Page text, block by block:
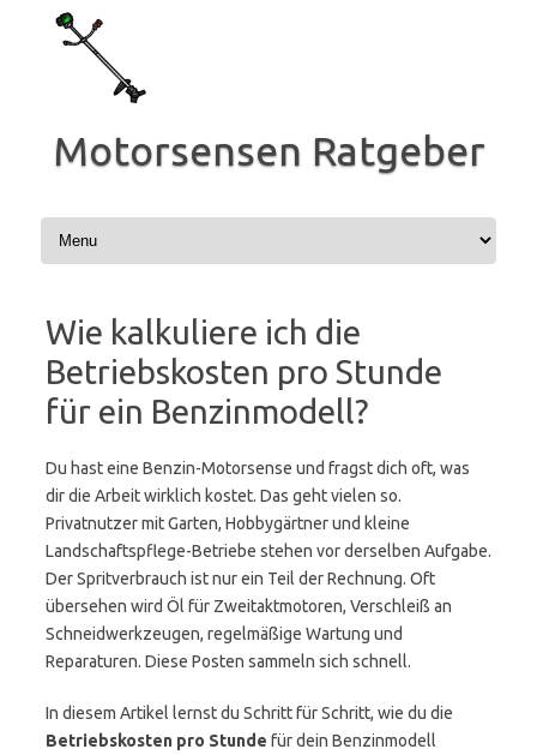
Inhalt
springen
Motorsensen Ratgeber
Wie kalkuliere ich die
Betriebskosten pro Stunde
für ein Benzinmodell?
Du hast eine Benzin-Motorsense und fragst dich oft, was
dir die Arbeit wirklich kostet. Das geht vielen so.
Privatnutzer mit Garten, Hobbygärtner und kleine
Landschaftspflege-Betriebe stehen vor derselben Aufgabe.
Der Spritverbrauch ist nur ein Teil der Rechnung. Oft
übersehen wird Öl für Zweitaktmotoren, Verschleiß an
Schneidwerkzeugen, regelmäßige Wartung und
Reparaturen. Diese Posten sammeln sich schnell.
In diesem Artikel lernst du Schritt für Schritt, wie du die
Betriebskosten pro Stunde für dein Benzinmodell